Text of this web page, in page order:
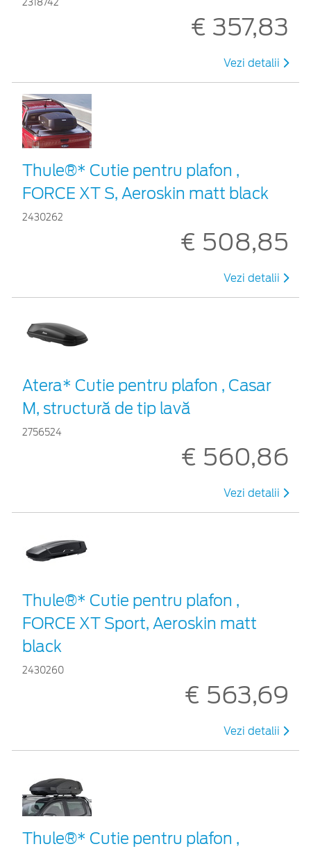
2318742
€ 357,83
Vezi detalii
Thule®* Cutie pentru plafon ,
FORCE XT S, Aeroskin matt black
2430262
€ 508,85
Vezi detalii
Atera* Cutie pentru plafon , Casar
M, structură de tip lavă
2756524
€ 560,86
Vezi detalii
Thule®* Cutie pentru plafon ,
FORCE XT Sport, Aeroskin matt
black
2430260
€ 563,69
Vezi detalii
Thule®* Cutie pentru plafon ,